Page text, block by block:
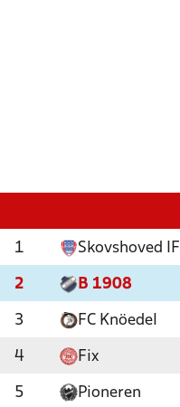
1 Skovshoved IF
2 B 1908
3 FC Knöedel
4 Fix
5 Pioneren